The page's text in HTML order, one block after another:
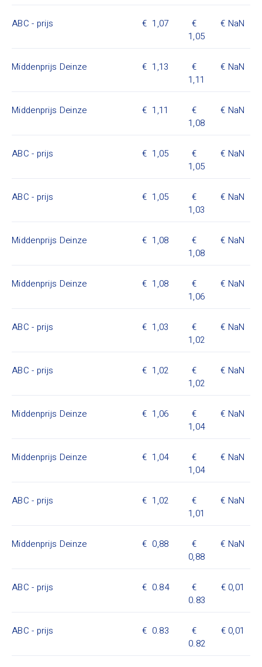
ABC - prijs
1,07
1,05
NaN
Middenprijs Deinze
1,13
1,11
NaN
Middenprijs Deinze
1,11
1,08
NaN
ABC - prijs
1,05
1,05
NaN
ABC - prijs
1,05
1,03
NaN
Middenprijs Deinze
1,08
1,08
NaN
Middenprijs Deinze
1,08
1,06
NaN
ABC - prijs
1,03
1,02
NaN
ABC - prijs
1,02
1,02
NaN
Middenprijs Deinze
1,06
1,04
NaN
Middenprijs Deinze
1,04
1,04
NaN
ABC - prijs
1,02
1,01
NaN
Middenprijs Deinze
0,88
0,88
NaN
ABC - prijs
0.84
0.83
0,01
ABC - prijs
0.83
0.82
0,01